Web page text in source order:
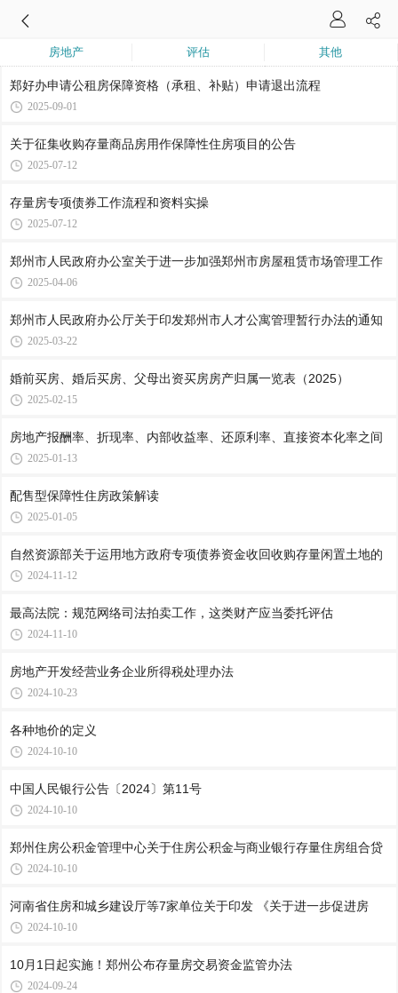
房地产 评估 其他
郑好办申请公租房保障资格（承租、补贴）申请退出流程
2025-09-01
关于征集收购存量商品房用作保障性住房项目的公告
2025-07-12
存量房专项债券工作流程和资料实操
2025-07-12
郑州市人民政府办公室关于进一步加强郑州市房屋租赁市场管理工作
2025-04-06
郑州市人民政府办公厅关于印发郑州市人才公寓管理暂行办法的通知
2025-03-22
婚前买房、婚后买房、父母出资买房房产归属一览表（2025）
2025-02-15
房地产报酬率、折现率、内部收益率、还原利率、直接资本化率之间
2025-01-13
配售型保障性住房政策解读
2025-01-05
自然资源部关于运用地方政府专项债券资金收回收购存量闲置土地的
2024-11-12
最高法院：规范网络司法拍卖工作，这类财产应当委托评估
2024-11-10
房地产开发经营业务企业所得税处理办法
2024-10-23
各种地价的定义
2024-10-10
中国人民银行公告〔2024〕第11号
2024-10-10
郑州住房公积金管理中心关于住房公积金与商业银行存量住房组合贷
2024-10-10
河南省住房和城乡建设厅等7家单位关于印发 《关于进一步促进房
2024-10-10
10月1日起实施！郑州公布存量房交易资金监管办法
2024-09-24